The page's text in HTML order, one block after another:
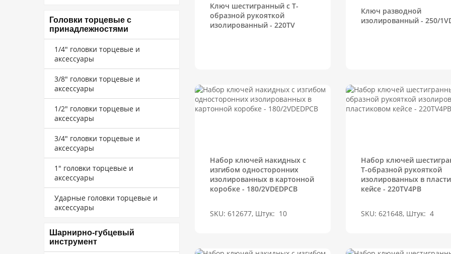
Головки торцевые с
принадлежностями
1/4" головки торцевые и
аксессуары
3/8" головки торцевые и
аксессуары
1/2" головки торцевые и
аксессуары
3/4" головки торцевые и
аксессуары
1" головки торцевые и
аксессуары
Ударные головки торцевые и
аксессуары
Шарнирно-губцевый
инструмент
Ключ шестигранный с Т-
образной рукояткой
изолированный - 220TV
Ключ разводной
изолированный - 250/
Набор ключей накидных с
изгибом односторонних
изолированных в картонной
коробке - 180/2VDEDPCB
SKU: 612677, Штук: 10
Набор ключей
Т-образной рукояткой
изолированных в
кейсе - 220TV4PB
SKU: 621648, Штук: 4